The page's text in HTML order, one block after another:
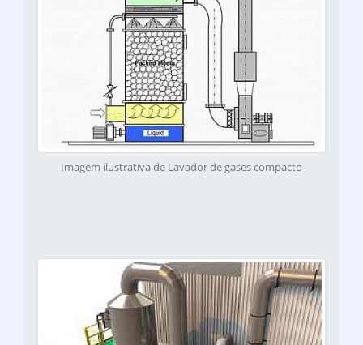
Imagem ilustrativa de Lavador de gases compacto